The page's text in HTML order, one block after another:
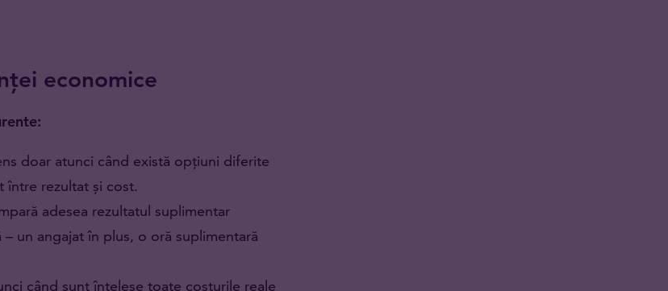
economice
doar atunci când există opțiuni diferite
între rezultat și cost.
adesea rezultatul suplimentar
un angajat în plus, o oră suplimentară
când sunt înțelese toate costurile reale